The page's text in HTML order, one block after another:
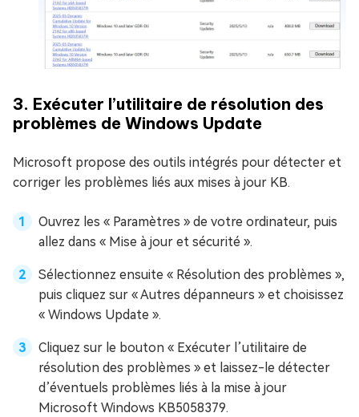
3. Exécuter l’utilitaire de résolution des
problèmes de Windows Update
Microsoft propose des outils intégrés pour détecter et
corriger les problèmes liés aux mises à jour KB.
Ouvrez les « Paramètres » de votre ordinateur, puis
allez dans « Mise à jour et sécurité ».
Sélectionnez ensuite « Résolution des problèmes »,
puis cliquez sur « Autres dépanneurs » et choisissez
« Windows Update ».
Cliquez sur le bouton « Exécuter l’utilitaire de
résolution des problèmes » et laissez-le détecter
d’éventuels problèmes liés à la mise à jour
Microsoft Windows KB5058379.